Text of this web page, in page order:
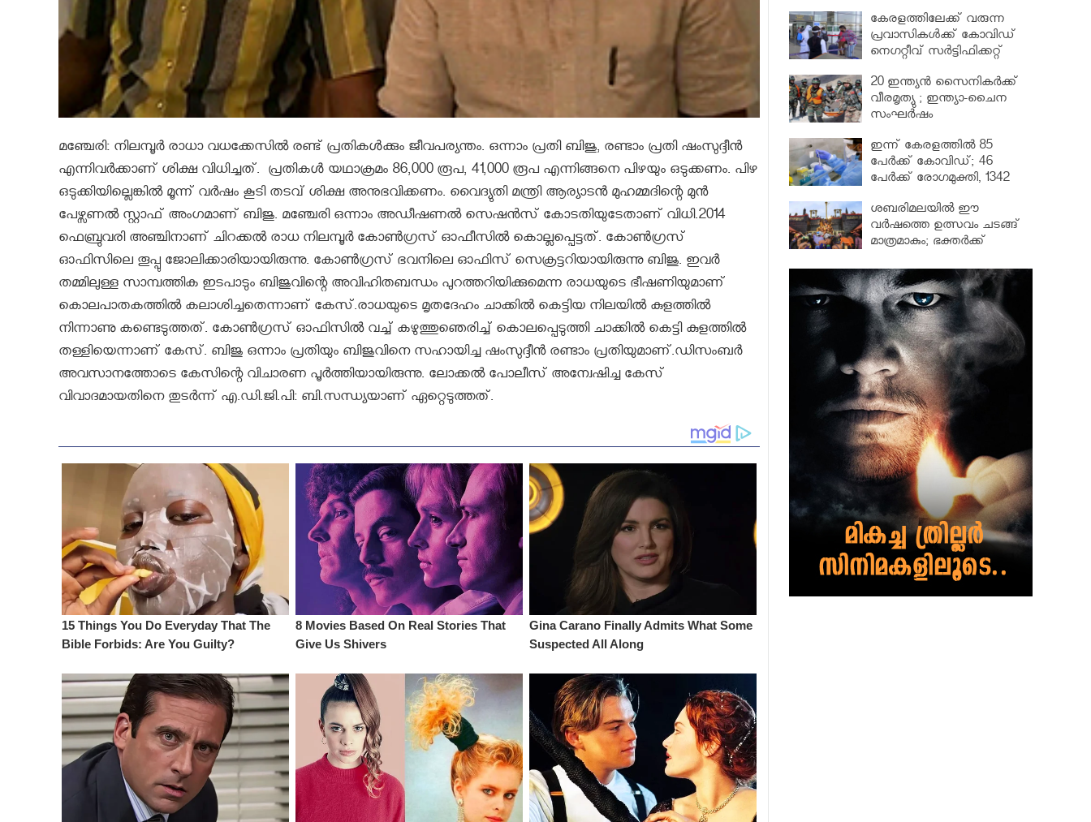
മഞ്ചേരി: നിലമ്പൂർ രാധാ വധക്കേസിൽ രണ്ട് പ്രതികൾക്കും ജീവപര്യന്തം. ഒന്നാം പ്രതി ബിജു, രണ്ടാം പ്രതി ഷംസുദ്ദീൻ
എന്നിവർക്കാണ് ശിക്ഷ വിധിച്ചത്. പ്രതികൾ യഥാക്രമം 86,000 രൂപ, 41,000 രൂപ എന്നിങ്ങനെ പിഴയും ഒടുക്കണം. പിഴ
ഒടുക്കിയില്ലെങ്കിൽ മൂന്ന് വർഷം കൂടി തടവ് ശിക്ഷ അനുഭവിക്കണം. വൈദ്യുതി മന്ത്രി ആര്യാടൻ മുഹമ്മദിന്റെ മുൻ
പേഴ്സണൽ സ്റ്റാഫ് അംഗമാണ് ബിജു. മഞ്ചേരി ഒന്നാം അഡീഷണല്‍ സെഷന്‍സ് കോടതിയുടേതാണ് വിധി.2014
ഫെബ്രുവരി അഞ്ചിനാണ് ചിറക്കൽ രാധ നിലമ്പൂർ കോൺഗ്രസ് ഓഫീസിൽ കൊല്ലപ്പെട്ടത്. കോൺഗ്രസ്
ഓഫിസിലെ തൂപ്പു ജോലിക്കാരിയായിരുന്നു. കോൺഗ്രസ് ഭവനിലെ ഓഫിസ് സെക്രട്ടറിയായിരുന്നു ബിജു. ഇവർ
തമ്മിലുള്ള സാമ്പത്തിക ഇടപാടും ബിജുവിന്റെ അവിഹിതബന്ധം പുറത്തറിയിക്കുമെന്ന രാധയുടെ ഭീഷണിയുമാണ്
കൊലപാതകത്തിൽ കലാശിച്ചതെന്നാണ് കേസ്.രാധയുടെ മൃതദേഹം ചാക്കിൽ കെട്ടിയ നിലയിൽ കുളത്തിൽ
നിന്നാണു കണ്ടെടുത്തത്. കോൺഗ്രസ് ഓഫിസിൽ വച്ച് കഴുത്തുഞെരിച്ച് കൊലപ്പെടുത്തി ചാക്കിൽ കെട്ടി കുളത്തിൽ
തള്ളിയെന്നാണ് കേസ്. ബിജു ഒന്നാം പ്രതിയും ബിജുവിനെ സഹായിച്ച ഷംസുദ്ദീൻ രണ്ടാം പ്രതിയുമാണ്.ഡിസംബർ
അവസാനത്തോടെ കേസിന്റെ വിചാരണ പൂർത്തിയായിരുന്നു. ലോക്കൽ പോലീസ് അന്വേഷിച്ച കേസ്
വിവാദമായതിനെ തുടർന്ന് എ.ഡി.ജി.പി: ബി.സന്ധ്യയാണ് ഏറ്റെടുത്തത്.
കേരളത്തിലേക്ക് വരുന്ന
പ്രവാസികള്‍ക്ക് കോവിഡ്
നെഗറ്റീവ് സര്‍ട്ടിഫിക്കറ്റ്
20 ഇന്ത്യൻ സൈനികർക്ക്
വീരമൃത്യു ; ഇന്ത്യാ-ചൈന
സംഘർഷം
ഇന്ന് കേരളത്തിൽ 85
പേർക്ക് കോവിഡ്; 46
പേർക്ക് രോഗമുക്തി, 1342
ശബരിമലയില്‍ ഈ
വർഷത്തെ ഉത്സവം ചടങ്ങ്
മാത്രമാകും; ഭക്തർക്ക്